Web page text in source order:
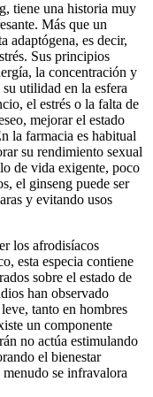
tiene una historia muy
Más que un
adaptógena, es decir,
Sus principios
la concentración y
utilidad en la esfera
el estrés o la falta de
mejorar el estado
la farmacia es habitual
su rendimiento sexual
de vida exigente, poco
el ginseng puede ser
y evitando usos
los afrodisíacos
esta especia contiene
sobre el estado de
han observado
tanto en hombres
un componente
no actúa estimulando
el bienestar
se infravalora